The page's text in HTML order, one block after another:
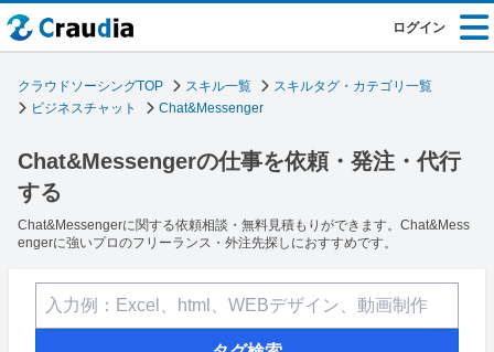
ログイン
クラウドソーシングTOP スキル一覧
スキルタグ・カテゴリ一覧
ビジネスチャット
Chat&Messenger
Chat&Messengerの仕事を依頼・発注・代行
する
Chat&Messengerに関する依頼相談・無料見積もりができます。Chat&Mess
engerに強いプロのフリーランス・外注先探しにおすすめです。